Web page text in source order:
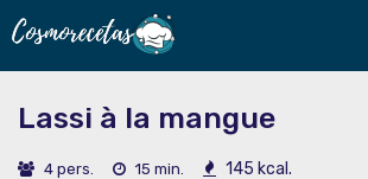
Lassi à la mangue
4 pers. 15 min. 145 kcal.